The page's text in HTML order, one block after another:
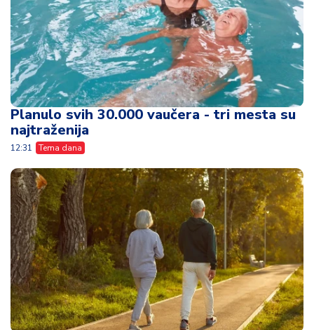
Planulo svih 30.000 vaučera - tri mesta su
najtraženija
12:31 Tema dana